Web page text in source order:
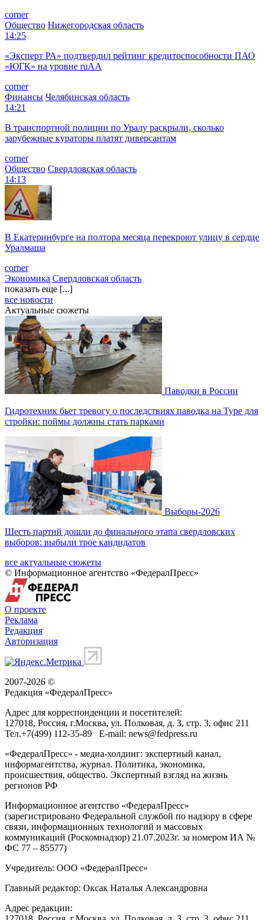
corner
Общество Нижегородская область
14:25
«Эксперт РА» подтвердил рейтинг кредитоспособности ПАО
«ЮГК» на уровне ruAА
corner
Финансы Челябинская область
14:21
В транспортной полиции по Уралу раскрыли, сколько
зарубежные кураторы платят диверсантам
corner
Общество Свердловская область
14:13
В Екатеринбурге на полтора месяца перекроют улицу в сердце
Уралмаша
corner
Экономика Свердловская область
показать еще [...]
все новости
Актуальные сюжеты
Паводки в России
Гидротехник бьет тревогу о последствиях паводка на Туре для
стройки: поймы должны стать парками
Выборы-2026
Шесть партий дошли до финального этапа свердловских
выборов: выбыли трое кандидатов
все актуальные сюжеты
© Информационное агентство «ФедералПресс»
О проекте
Реклама
Редакция
Авторизация
2007-2026 ©
Редакция «ФедералПресс»
Адрес для корреспонденции и посетителей:
127018, Россия, г.Москва, ул. Полковая, д. 3, стр. 3, офис 211
Тел.+7(499) 112-35-89 E-mail: news@fedpress.ru
«ФедералПресс» - медиа-холдинг: экспертный канал,
информагентства, журнал. Политика, экономика,
происшествия, общество. Экспертный взгляд на жизнь
регионов РФ
Информационное агентство «ФедералПресс»
(зарегистрировано Федеральной службой по надзору в сфере
связи, информационных технологий и массовых
коммуникаций (Роскомнадзор) 21.07.2023г. за номером ИА №
ФС 77 – 85577)
Учредитель: ООО «ФедералПресс»
Главный редактор: Оксак Наталья Александровна
Адрес редакции: